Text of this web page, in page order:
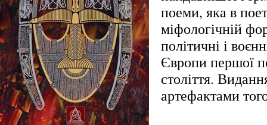
поеми, яка в
міфологічній
політичні і
Європи першої
століття.
артефактами